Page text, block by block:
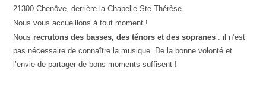
21300 Chenôve, derrière la Chapelle Ste Thérèse.
Nous vous accueillons à tout moment !
Nous recrutons des basses, des ténors et des sopranes : il n’est
pas nécessaire de connaître la musique. De la bonne volonté et
l’envie de partager de bons moments suffisent !